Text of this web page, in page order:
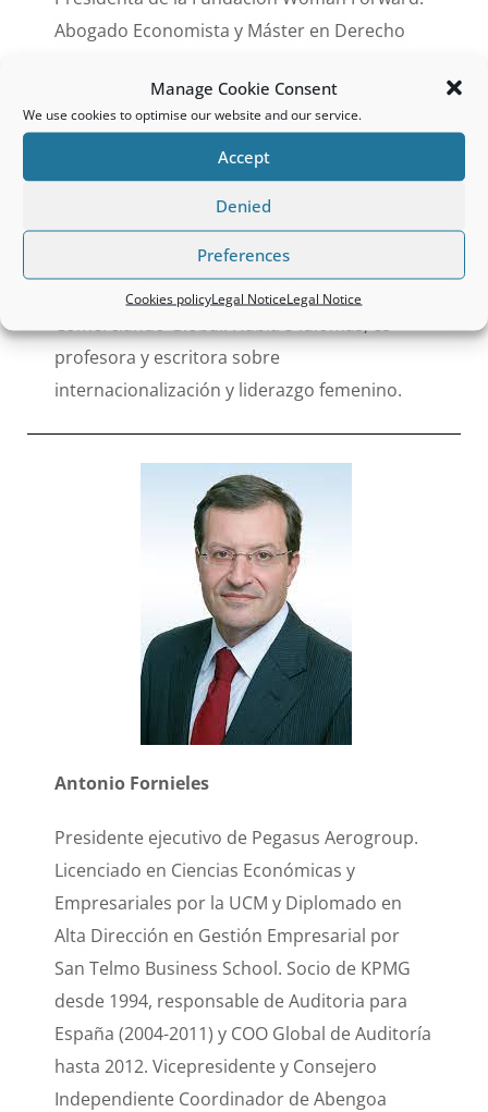
Manage Cookie Consent
We use cookies to optimise our website and our service.
Accept
Denied
Preferences
Cookies policyLegal NoticeLegal Notice
Abogado Economista y Máster en Derecho
Magister Iuris Europeis por la Universidad del
Sarre, MBA por la Vrije Univesiteit van
Brussels (ULB) y PDG por el IESE. Trabajó en
White&Case, Baker&Mackenzie y Gomez-
Acebo&Pombo. Hasta 2000 fue funcionaria en
la Comisión Europea, consejera y directiva del
Grupo Leche Pascual. Fundó la consultora
Comerciando Global. Habla 5 idiomas, es
profesora y escritora sobre
internacionalización y liderazgo femenino.
Antonio Fornieles
Presidente ejecutivo de Pegasus Aerogroup.
Licenciado en Ciencias Económicas y
Empresariales por la UCM y Diplomado en
Alta Dirección en Gestión Empresarial por
San Telmo Business School. Socio de KPMG
desde 1994, responsable de Auditoria para
España (2004-2011) y COO Global de Auditoría
hasta 2012. Vicepresidente y Consejero
Independiente Coordinador de Abengoa